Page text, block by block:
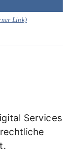
Link)
Services